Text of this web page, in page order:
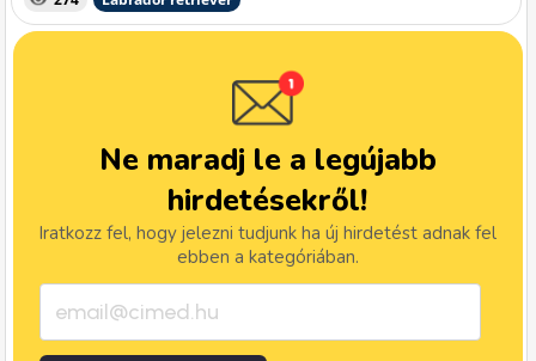
Ne maradj le a legújabb
hirdetésekről!
Iratkozz fel, hogy jelezni tudjunk ha új hirdetést adnak fel
ebben a kategóriában.